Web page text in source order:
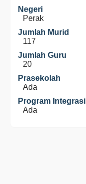
Negeri
Perak
Jumlah Murid
117
Jumlah Guru
20
Prasekolah
Ada
Program Integrasi
Ada